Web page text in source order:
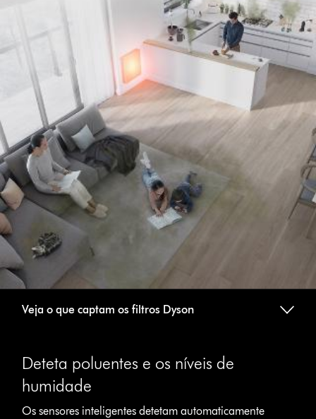
Veja o que captam os filtros Dyson
Deteta poluentes e os níveis de
humidade
Os sensores inteligentes detetam automaticamente